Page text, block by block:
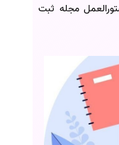
مجله ثبت